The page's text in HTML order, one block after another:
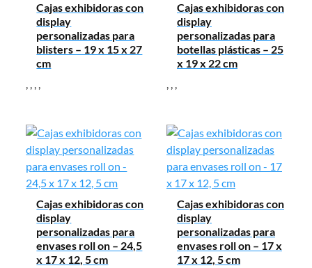
Cajas exhibidoras con
display
personalizadas para
blisters – 19 x 15 x 27
cm
, , , ,
Cajas exhibidoras con
display
personalizadas para
botellas plásticas – 25
x 19 x 22 cm
, , ,
Cajas exhibidoras con
display
personalizadas para
envases roll on – 24,5
x 17 x 12, 5 cm
Cajas exhibidoras con
display
personalizadas para
envases roll on – 17 x
17 x 12, 5 cm